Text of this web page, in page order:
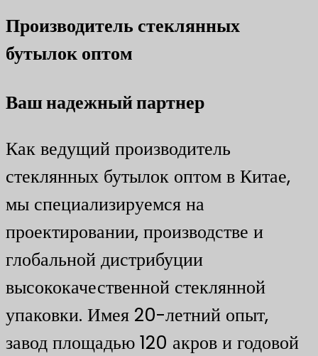
Производитель стеклянных
бутылок оптом
Ваш надежный партнер
Как ведущий производитель
стеклянных бутылок оптом в Китае,
мы специализируемся на
проектировании, производстве и
глобальной дистрибуции
высококачественной стеклянной
упаковки. Имея 20-летний опыт,
завод площадью 120 акров и годовой